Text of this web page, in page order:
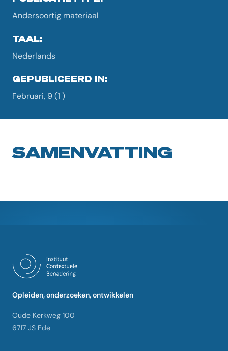
Andersoortig materiaal
TAAL:
Nederlands
GEPUBLICEERD IN:
Februari, 9 (1 )
SAMENVATTING
Opleiden, onderzoeken, ontwikkelen
Oude Kerkweg 100
6717 JS Ede